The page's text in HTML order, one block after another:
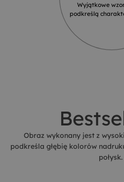
Wyjątkowe
podkreślą
Obraz wykonany jest z
podkreśla głębię kolorów
połysk.